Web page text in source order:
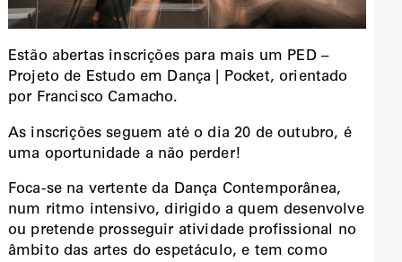
Estão abertas inscrições para mais um PED –
Projeto de Estudo em Dança | Pocket, orientado
por Francisco Camacho.
As inscrições seguem até o dia 20 de outubro, é
uma oportunidade a não perder!
Foca-se na vertente da Dança Contemporânea,
num ritmo intensivo, dirigido a quem desenvolve
ou pretende prosseguir atividade profissional no
âmbito das artes do espetáculo, e tem como